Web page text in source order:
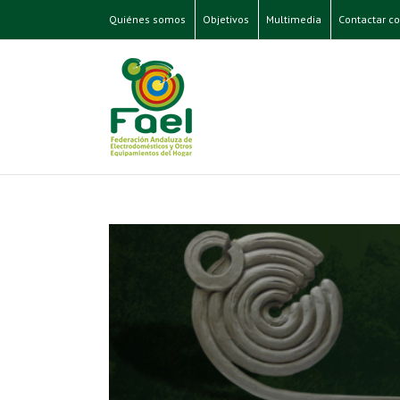
Quiénes somos Objetivos Multimedia Contactar